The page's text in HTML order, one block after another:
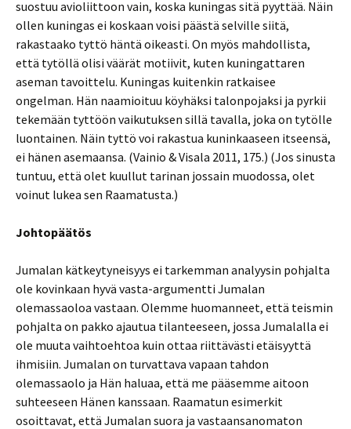
suostuu avioliittoon vain, koska kuningas sitä pyyttää. Näin
ollen kuningas ei koskaan voisi päästä selville siitä,
rakastaako tyttö häntä oikeasti. On myös mahdollista,
että tytöllä olisi väärät motiivit, kuten kuningattaren
aseman tavoittelu. Kuningas kuitenkin ratkaisee
ongelman. Hän naamioituu köyhäksi talonpojaksi ja pyrkii
tekemään tyttöön vaikutuksen sillä tavalla, joka on tytölle
luontainen. Näin tyttö voi rakastua kuninkaaseen itseensä,
ei hänen asemaansa. (Vainio & Visala 2011, 175.) (Jos sinusta
tuntuu, että olet kuullut tarinan jossain muodossa, olet
voinut lukea sen Raamatusta.)
Johtopäätös
Jumalan kätkeytyneisyys ei tarkemman analyysin pohjalta
ole kovinkaan hyvä vasta-argumentti Jumalan
olemassaoloa vastaan. Olemme huomanneet, että teismin
pohjalta on pakko ajautua tilanteeseen, jossa Jumalalla ei
ole muuta vaihtoehtoa kuin ottaa riittävästi etäisyyttä
ihmisiin. Jumalan on turvattava vapaan tahdon
olemassaolo ja Hän haluaa, että me pääsemme aitoon
suhteeseen Hänen kanssaan. Raamatun esimerkit
osoittavat, että Jumalan suora ja vastaansanomaton